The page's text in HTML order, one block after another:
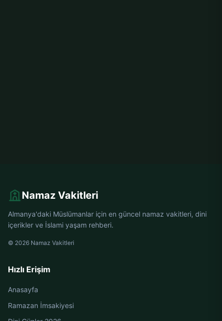
Namaz Vakitleri
Almanya'daki Müslümanlar için en güncel namaz vakitleri, dini
içerikler ve İslami yaşam rehberi.
© 2026 Namaz Vakitleri
Hızlı Erişim
Anasayfa
Ramazan İmsakiyesi